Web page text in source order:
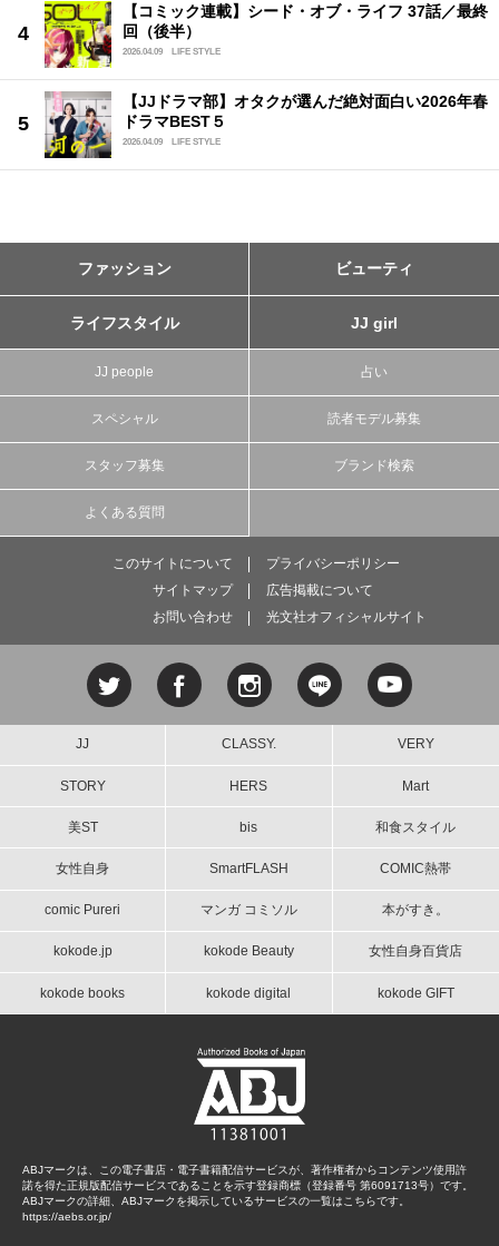
【コミック連載】シード・オブ・ライフ 37話／最終
回（後半）
2026.04.09 LIFE STYLE
【JJドラマ部】オタクが選んだ絶対面白い2026年春
ドラマBEST５
2026.04.09 LIFE STYLE
ファッション ビューティ
ライフスタイル JJ girl
JJ people 占い
スペシャル 読者モデル募集
スタッフ募集 ブランド検索
よくある質問
このサイトについて
プライバシーポリシー
サイトマップ
広告掲載について
お問い合わせ
光文社オフィシャルサイト
JJ CLASSY. VERY
STORY HERS Mart
美ST bis 和食スタイル
女性自身 SmartFLASH COMIC熱帯
comic Pureri マンガ コミソル 本がすき。
kokode.jp kokode Beauty 女性自身百貨店
kokode books kokode digital kokode GIFT
ABJマークは、この電子書店・電子書籍配信サービスが、著作権者からコンテンツ使用許
諾を得た正規版配信サービスであることを示す登録商標（登録番号 第6091713号）です。
ABJマークの詳細、ABJマークを掲示しているサービスの一覧はこちらです。
https://aebs.or.jp/